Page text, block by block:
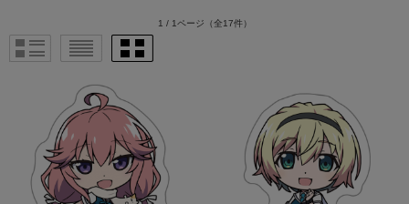
1 / 1ページ （全17件）